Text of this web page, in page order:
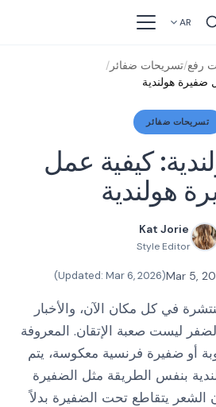
AR
رفع/تسريحات ضفائر /
ضفيرة هولندية
تسريحات ضفائر
كيفية عمل
هولندية
Kat Jorie
Style Editor
Mar 5,
(Updated:
Mar 6, 2026
)
في كل مكان الآن، والأخبار
ليست صعبة الإتقان. المعروفة
أو ضفيرة فرنسية معكوسة، يتم
بنفس الطريقة مثل الضفيرة
الشعر يتقاطع تحت الضفيرة بدلاً